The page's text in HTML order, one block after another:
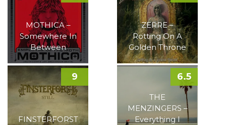
MOTHICA –
Somewhere In
Between
ZERRE –
Rotting On A
Golden Throne
FINSTERFORST
9
THE
MENZINGERS –
Everything I
6.5